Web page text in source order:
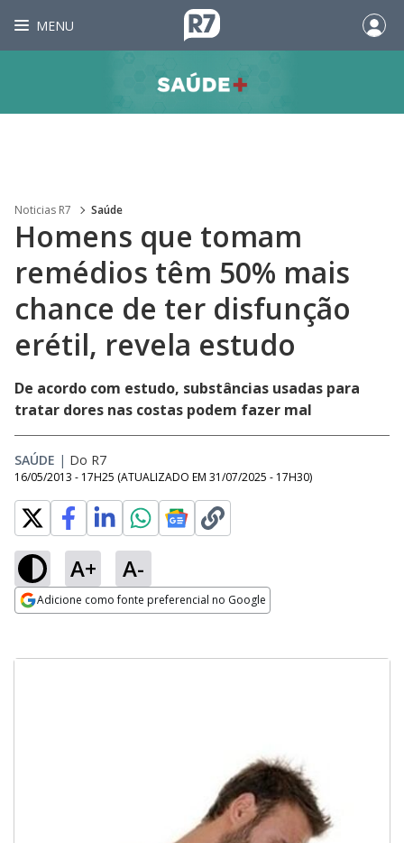
MENU
Noticias R7 Saúde
Homens que tomam
remédios têm 50% mais
chance de ter disfunção
erétil, revela estudo
De acordo com estudo, substâncias usadas para
tratar dores nas costas podem fazer mal
SAÚDE | Do R7
16/05/2013 - 17H25 (ATUALIZADO EM 31/07/2025 - 17H30)
A+ A-
Adicione como fonte preferencial no Google